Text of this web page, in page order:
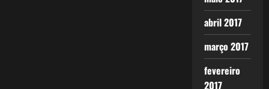
abril 2017
março 2017
fevereiro
2017